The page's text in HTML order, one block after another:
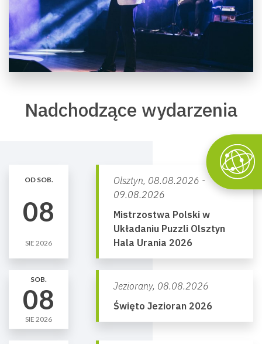
Nadchodzące wydarzenia
OD SOB.
08
SIE 2026
Olsztyn, 08.08.2026 -
09.08.2026
Mistrzostwa Polski w
Układaniu Puzzli Olsztyn
Hala Urania 2026
SOB.
08
SIE 2026
Jeziorany, 08.08.2026
Święto Jezioran 2026